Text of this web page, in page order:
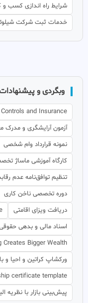
شرایط راه اندازی کسب و
خدمات ثبت شرکت
وبگردی و
and Insurance
آزمون آرایشگری و مدرک
نمونه قرارداد وام شخصی
کارگاه آموزشی ماساژ
تنظیم توافق‌نامه عدم
دوره تخصصی ناخن کاری
دریافت ویزای اقامتی
اسناد مالی و بدهی
Creates Bigger Wealth
ورکشاپ کراتین و احیا و
certificate template
پیش‌بینی بازار با نظریه